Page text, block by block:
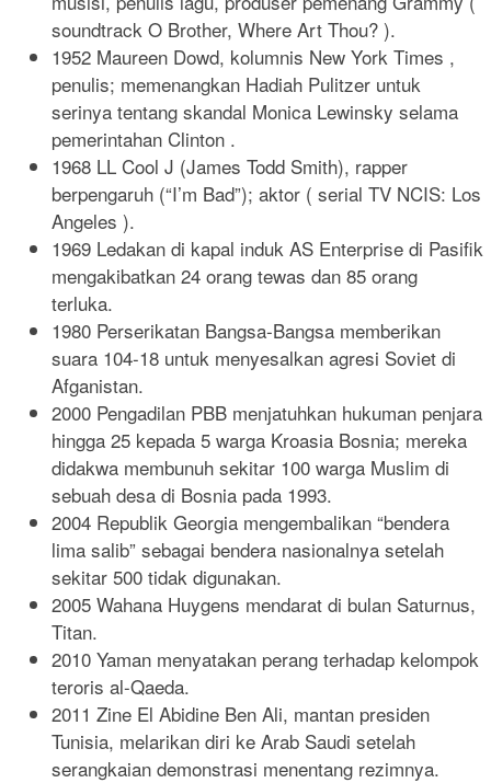
soundtrack O Brother, Where Art Thou? ).
1952 Maureen Dowd, kolumnis New York Times ,
penulis; memenangkan Hadiah Pulitzer untuk
serinya tentang skandal Monica Lewinsky selama
pemerintahan Clinton .
1968 LL Cool J (James Todd Smith), rapper
berpengaruh (“I’m Bad”); aktor ( serial TV NCIS: Los
Angeles ).
1969 Ledakan di kapal induk AS Enterprise di Pasifik
mengakibatkan 24 orang tewas dan 85 orang
terluka.
1980 Perserikatan Bangsa-Bangsa memberikan
suara 104-18 untuk menyesalkan agresi Soviet di
Afganistan.
2000 Pengadilan PBB menjatuhkan hukuman penjara
hingga 25 kepada 5 warga Kroasia Bosnia; mereka
didakwa membunuh sekitar 100 warga Muslim di
sebuah desa di Bosnia pada 1993.
2004 Republik Georgia mengembalikan “bendera
lima salib” sebagai bendera nasionalnya setelah
sekitar 500 tidak digunakan.
2005 Wahana Huygens mendarat di bulan Saturnus,
Titan.
2010 Yaman menyatakan perang terhadap kelompok
teroris al-Qaeda.
2011 Zine El Abidine Ben Ali, mantan presiden
Tunisia, melarikan diri ke Arab Saudi setelah
serangkaian demonstrasi menentang rezimnya.